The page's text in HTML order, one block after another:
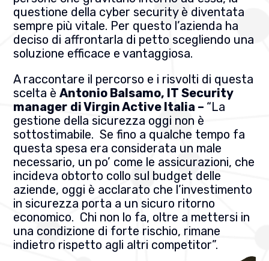
questione della cyber security è diventata
sempre più vitale. Per questo l’azienda ha
deciso di affrontarla di petto scegliendo una
soluzione efficace e vantaggiosa.
A raccontare il percorso e i risvolti di questa
scelta èAntonio Balsamo, IT Security
manager di Virgin Active Italia – “La
gestione della sicurezza oggi non è
sottostimabile. Se fino a qualche tempo fa
questa spesa era considerata un male
necessario, un po’ come le assicurazioni, che
incideva obtorto collo sul budget delle
aziende, oggi è acclarato che l’investimento
in sicurezza porta a un sicuro ritorno
economico. Chi non lo fa, oltre a mettersi in
una condizione di forte rischio, rimane
indietro rispetto agli altri competitor”.